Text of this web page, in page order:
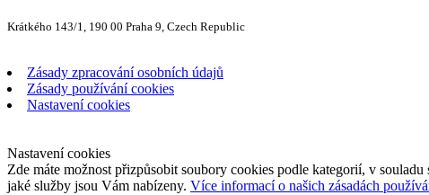
Krátkého 143/1, 190 00 Praha 9, Czech Republic
Zásady zpracování osobních údajů
Zásady používání cookies
Nastavení cookies
Nastavení cookies
Zde máte možnost přizpůsobit soubory cookies podle kategorií, v
jaké služby jsou Vám nabízeny. Více informací o našich zásadách